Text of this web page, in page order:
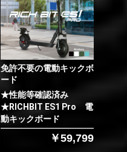
免許不要の電動キックボ
ード
★性能等確認済み
★RICHBIT ES1 Pro 電
動キックボード
￥59,799